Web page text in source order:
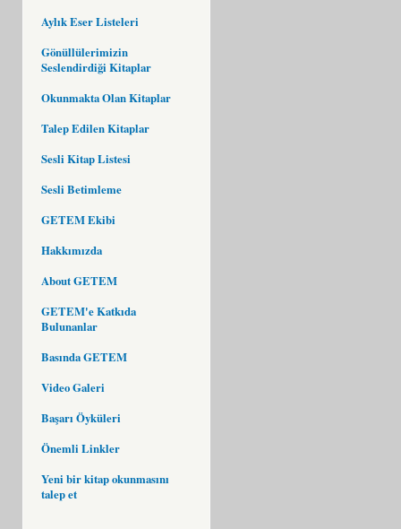
Aylık Eser Listeleri
Gönüllülerimizin
Seslendirdiği Kitaplar
Okunmakta Olan Kitaplar
Talep Edilen Kitaplar
Sesli Kitap Listesi
Sesli Betimleme
GETEM Ekibi
Hakkımızda
About GETEM
GETEM'e Katkıda
Bulunanlar
Basında GETEM
Video Galeri
Başarı Öyküleri
Önemli Linkler
Yeni bir kitap okunmasını
talep et